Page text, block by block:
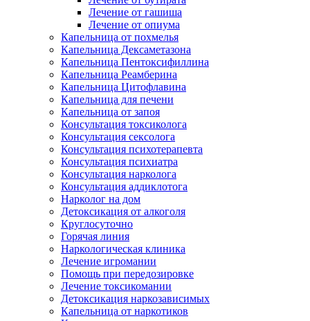
Лечение от гашиша
Лечение от опиума
Капельница от похмелья
Капельница Дексаметазона
Капельница Пентоксифиллина
Капельница Реамберина
Капельница Цитофлавина
Капельница для печени
Капельница от запоя
Консультация токсиколога
Консультация сексолога
Консультация психотерапевта
Консультация психиатра
Консультация нарколога
Консультация аддиклотога
Нарколог на дом
Детоксикация от алкоголя
Круглосуточно
Горячая линия
Наркологическая клиника
Лечение игромании
Помощь при передозировке
Лечение токсикомании
Детоксикация наркозависимых
Капельница от наркотиков